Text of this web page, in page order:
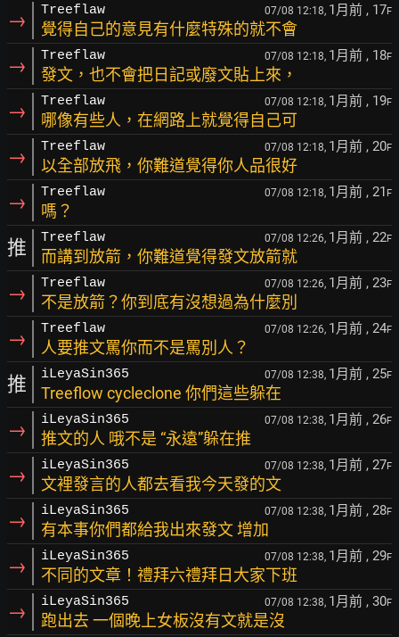
→ Treeflaw 07/08 12:18, 1月前 , 17F
覺得自己的意見有什麼特殊的就不會
→ Treeflaw 07/08 12:18, 1月前 , 18F
發文，也不會把日記或廢文貼上來，
→ Treeflaw 07/08 12:18, 1月前 , 19F
哪像有些人，在網路上就覺得自己可
→ Treeflaw 07/08 12:18, 1月前 , 20F
以全部放飛，你難道覺得你人品很好
→ Treeflaw 07/08 12:18, 1月前 , 21 F
嗎？
推 Treeflaw 07/08 12:26, 1月前 , 22F
而講到放箭，你難道覺得發文放箭就
→ Treeflaw 07/08 12:26, 1月前 , 23F
不是放箭？你到底有沒想過為什麼別
→ Treeflaw 07/08 12:26, 1月前 , 24F
人要推文罵你而不是罵別人？
推 iLeyaSin365 07/08 12:38, 1月前 , 25F
Treeflow cycleclone 你們這些躲在
→ iLeyaSin365 07/08 12:38, 1月前 , 26F
推文的人 哦不是 “永遠”躲在推
→ iLeyaSin365 07/08 12:38, 1月前 , 27F
文裡發言的人都去看我今天發的文
→ iLeyaSin365 07/08 12:38, 1月前 , 28F
有本事你們都給我出來發文 增加
→ iLeyaSin365 07/08 12:38, 1月前 , 29F
不同的文章！禮拜六禮拜日大家下班
→ iLeyaSin365 07/08 12:38, 1月前 , 30F
跑出去 一個晚上女板沒有文就是沒